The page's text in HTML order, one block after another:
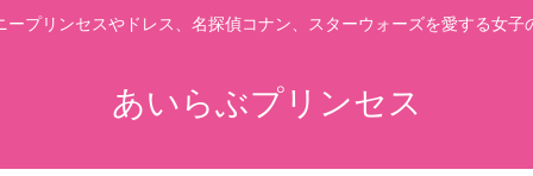
ープリンセスやドレス、名探偵コナン、スターウォーズを愛する女子
あいらぶプリンセス